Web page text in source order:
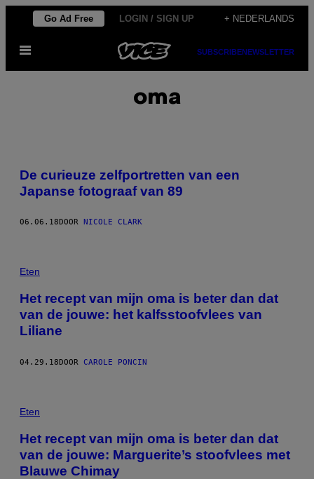
de
Go Ad Free LOGIN / SIGN UP + NEDERLANDS
Open
SUBSCRIBENEWSLETTER
oma
De curieuze zelfportretten van een
Japanse fotograaf van 89
06.06.18 DOOR NICOLE CLARK
Eten
Het recept van mijn oma is beter dan dat
van de jouwe: het kalfsstoofvlees van
Liliane
04.29.18DOOR CAROLE PONCIN
Eten
Het recept van mijn oma is beter dan dat
van de jouwe: Marguerite’s stoofvlees met
Blauwe Chimay